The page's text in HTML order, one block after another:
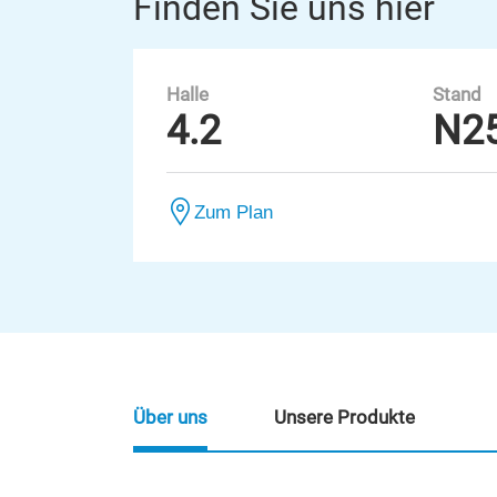
Halle
4.2
Stand
Zum Plan
Über uns Unsere Produkte